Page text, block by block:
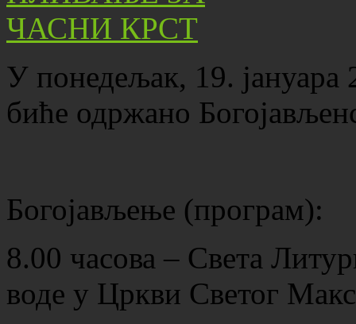
У понедељак, 19.
биће одржано
Богојављење (програм):
8.00 часова – Света
воде у Цркви Светог